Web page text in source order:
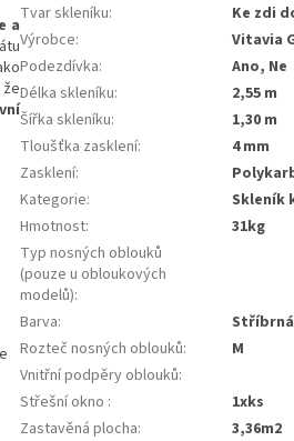
a
Tvar skleníku:
Ke zdi
Výrobce:
Vitavia
Podezdívka:
Ano, Ne
Délka skleníku:
2,55 m
Šířka skleníku:
1,30 m
Tloušťka zasklení:
4 mm
Zasklení:
Kategorie:
skleník
Hmotnost:
31kg
Typ nosných oblouků
(pouze u obloukových
modelů):
Barva:
stříbrná
Rozteč nosných oblouků:
m
Vnitřní podpěry oblouků:
Střešní okno :
1xks
Zastavěná plocha:
3,36m2